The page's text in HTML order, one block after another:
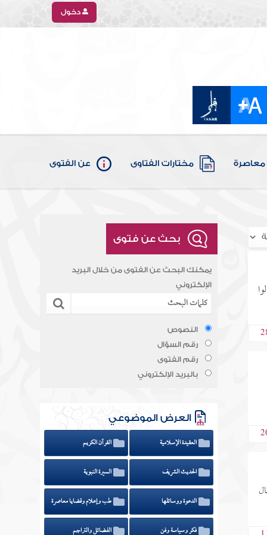
دخول
معاصرة مختارات الفتاوى عن الفتوى
بحث عن فتوى
يمكنك البحث عن الفتوى من خلال البريد
الإلكتروني
النصوص
رقم السؤال
رقم الفتوى
بالبريد الإلكتروني
العرض الموضوعي
العقيدة الإسلامية القرآن الكريم
الحديث الشريف السيرة النبوية
الدعوة ووسائلها طب وإعلام وقضايا معاصرة
فكر وسياسة وفن الفضائل والتراجم